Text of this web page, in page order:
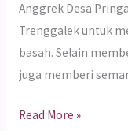
Anggrek Desa
Trenggalek untuk
basah. Selain
juga memberi
Read More »